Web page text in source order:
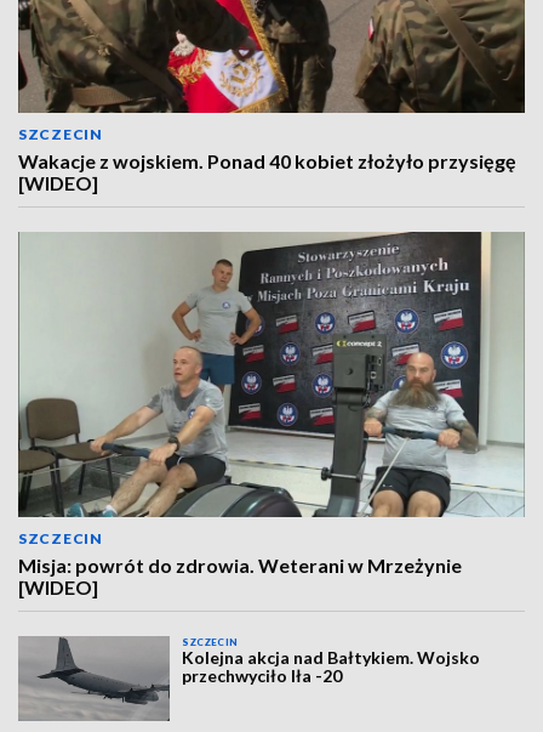
SZCZECIN
Wakacje z wojskiem. Ponad 40 kobiet złożyło przysięgę
[WIDEO]
SZCZECIN
Misja: powrót do zdrowia. Weterani w Mrzeżynie
[WIDEO]
SZCZECIN
Kolejna akcja nad Bałtykiem. Wojsko
przechwyciło Iła -20